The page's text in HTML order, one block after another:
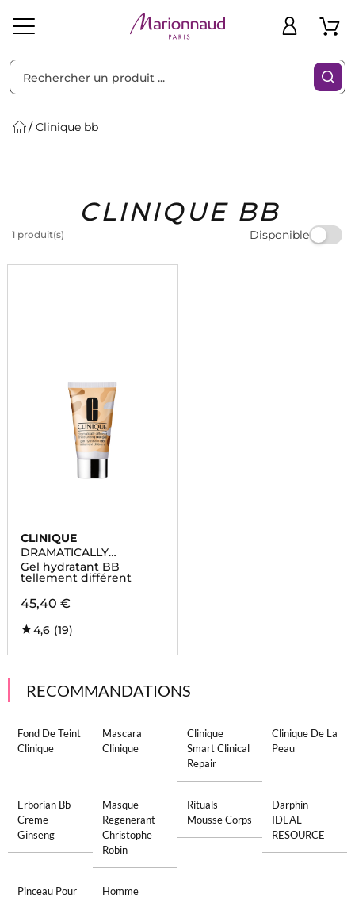
Solaire Homme Marques Idées
Cadeaux
Bons
Plans
Clinique bb
CLINIQUE BB
1 produit(s) Disponible
Filtres
CLINIQUE
DRAMATICALLY
DIFFERENT
MOSTURIZING LOTION
Gel hydratant BB
tellement différent
45,40 €
4,6 (19)
RECOMMANDATIONS
Fond De Teint
Clinique
Mascara
Clinique
Clinique
Smart Clinical
Repair
Clinique De La
Peau
Erborian Bb
Creme
Ginseng
Masque
Regenerant
Christophe
Robin
Rituals
Mousse Corps
Darphin
IDEAL
RESOURCE
Pinceau Pour
Homme